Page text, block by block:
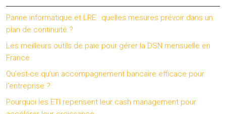
Panne informatique et LRE : quelles mesures prévoir dans un
plan de continuité ?
Les meilleurs outils de paie pour gérer la DSN mensuelle en
France
Qu’est-ce qu’un accompagnement bancaire efficace pour
l’entreprise ?
Pourquoi les ETI repensent leur cash management pour